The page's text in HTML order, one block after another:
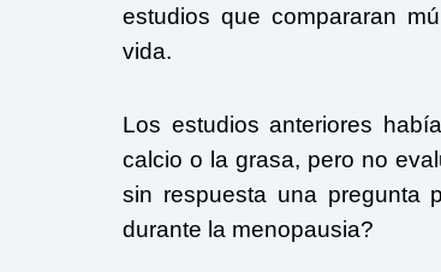
estudios que compararan
vida.
Los estudios anteriores
calcio o la grasa, pero no
sin respuesta una pregunta
durante la menopausia?